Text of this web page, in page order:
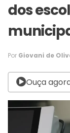
dos
Por Giovani de
Ouça